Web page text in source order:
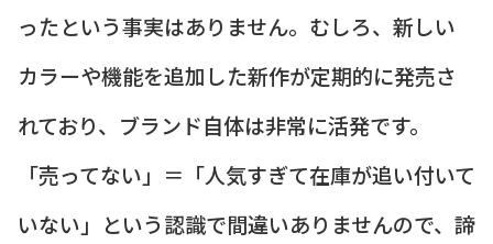
ったという事実はありません。むしろ、新しい
カラーや機能を追加した新作が定期的に発売さ
れており、ブランド自体は非常に活発です。
「売ってない」＝「人気すぎて在庫が追い付いて
いない」という認識で間違いありませんので、諦